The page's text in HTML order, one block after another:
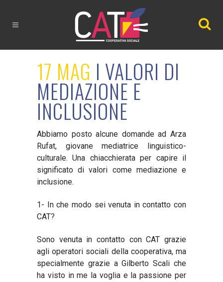
17 MAG I VALORI DI
MEDIAZIONE E
INCLUSIONE
Abbiamo posto alcune domande ad Arza
Rufat, giovane mediatrice linguistico-
culturale. Una chiacchierata per capire il
significato di valori come mediazione e
inclusione.
1- In che modo sei venuta in contatto con
CAT?
Sono venuta in contatto con CAT grazie
agli operatori sociali della cooperativa, ma
specialmente grazie a Gilberto Scali che
ha visto in me la voglia e la passione per